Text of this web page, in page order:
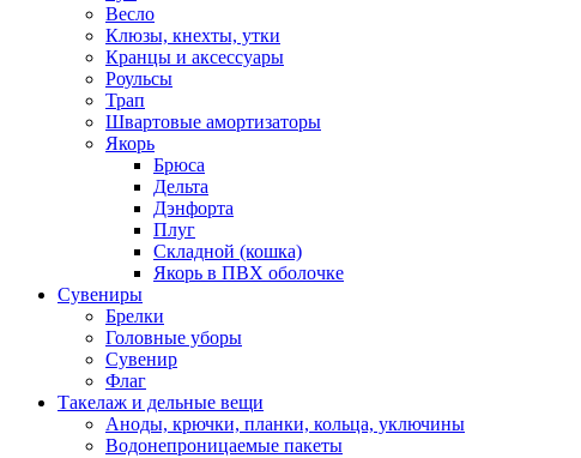
Весло
Клюзы, кнехты, утки
Кранцы и аксессуары
Роульсы
Трап
Швартовые амортизаторы
Якорь
Брюса
Дельта
Дэнфорта
Плуг
Складной (кошка)
Якорь в ПВХ оболочке
Сувениры
Брелки
Головные уборы
Сувенир
Флаг
Такелаж и дельные вещи
Аноды, крючки, планки, кольца, уключины
Водонепроницаемые пакеты